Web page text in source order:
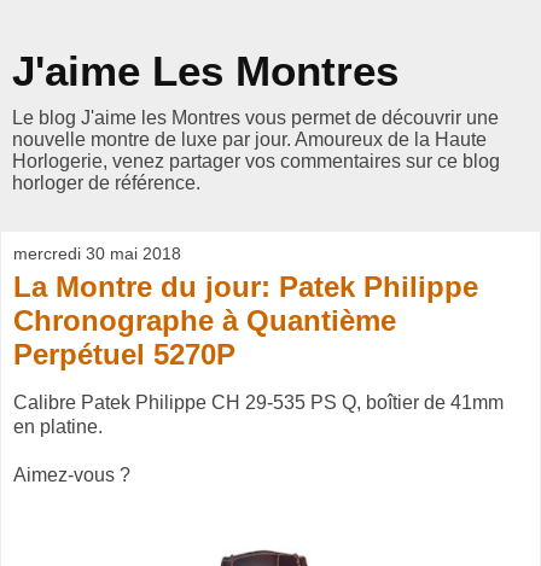
J'aime Les Montres
Le blog J'aime les Montres vous permet de découvrir une
nouvelle montre de luxe par jour. Amoureux de la Haute
Horlogerie, venez partager vos commentaires sur ce blog
horloger de référence.
mercredi 30 mai 2018
La Montre du jour: Patek Philippe
Chronographe à Quantième
Perpétuel 5270P
Calibre Patek Philippe CH 29-535 PS Q, boîtier de 41mm
en platine.
Aimez-vous ?